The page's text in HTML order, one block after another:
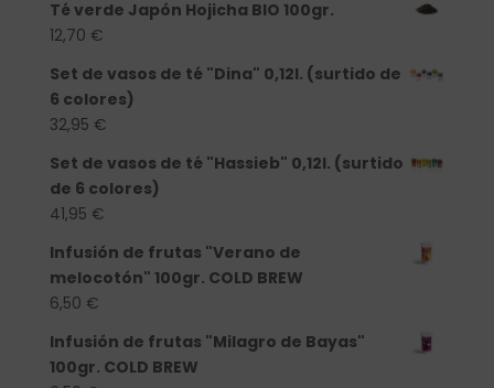
Té verde Japón Hojicha BIO 100gr.
12,70 €
Set de vasos de té "Dina" 0,12l. (surtido de
6 colores)
32,95 €
Set de vasos de té "Hassieb" 0,12l. (surtido
de 6 colores)
41,95 €
Infusión de frutas "Verano de
melocotón" 100gr. COLD BREW
6,50 €
Infusión de frutas "Milagro de Bayas"
100gr. COLD BREW